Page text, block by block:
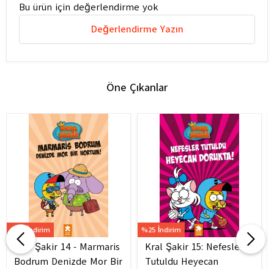
Bu ürün için değerlendirme yok
Değerlendirme Yazın
Öne Çıkanlar
%25 İndirim
Kral Şakir 14 - Marmaris
Bodrum Denizde Mor Bir
%25 İndirim
Kral Şakir 15: Nefesler
Tutuldu Heyecan